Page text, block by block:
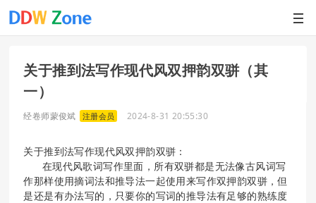
关于推到法写作现代风双押韵双骈（其
一）
经卷师蒙俊斌 注册会员 2024-8-31 20:55:30
关于推到法写作现代风双押韵双骈：
在现代风歌词写作里面，所有双骈都是无法像古风词写
作那样使用摘词法和推导法一起使用来写作双押韵双骈，但
是还是有办法写的，只要你的写词的推导法有足够的熟练度